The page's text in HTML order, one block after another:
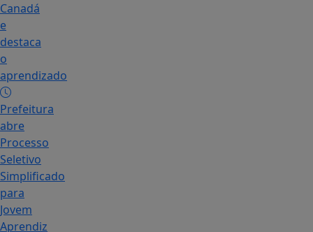
Canadá
e
destaca
o
aprendizado
Prefeitura
abre
Processo
Seletivo
Simplificado
para
Jovem
Aprendiz